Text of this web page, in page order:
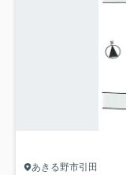
あきる野市引田